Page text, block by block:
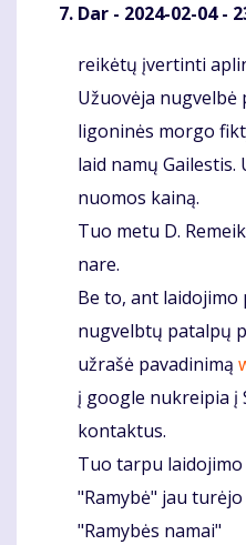
Dar - 2024-02-04 -
Komentaras
reikėtų įvertinti
Užuovėja nugvelbė
ligoninės morgo
laid namų Gailestis.
nuomos kainą.
Tuo metu D.
nare.
Be to, ant
nugvelbtų patalpų
užrašė pavadinimą
į google nukreipia į
kontaktus.
Tuo tarpu
"Ramybė" jau
"Ramybės namai"